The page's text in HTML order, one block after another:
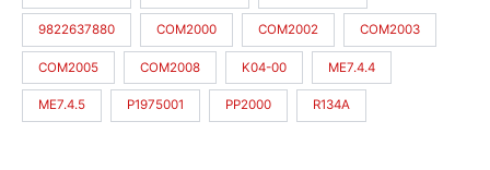
9822637880 COM2000 COM2002 COM2003
COM2005 COM2008 K04-00 ME7.4.4
ME7.4.5 P1975001 PP2000 R134A